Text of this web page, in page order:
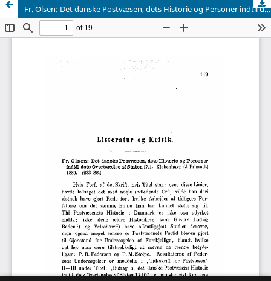
Fr. Olsen: Det danske Postvæsen, dets Historie og Personer indtil dets Overtagelse af Staten 1711. Kjø benhavn (J. Frimodt) 1889. (233 SS.)